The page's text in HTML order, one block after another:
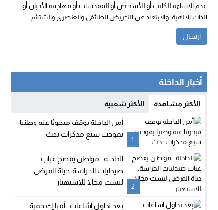
عدم الإساءة للكاتب أو للأشخاص أو للمقدسات أو مهاجمة الأديان أو
الذات الالهية. والابتعاد عن التحريض الطائفي والعنصري والشتائم.
أخبار الداخلة
الأكثر مشاهدة الأكثر شعبية
1
أمن الداخلة يوقف مبحوثا عنه وطنيا
بموجب سبع مذكرات بحث
2
الداخلة.. مواطن يفضح غياب
صيدليات الحراسة: حياة المرضى
ليست مجالا للاستهتار
بعد تداول إشاعات.. أمبارك حمية